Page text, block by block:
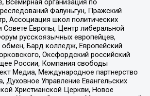
Всемирная организация по
Фалуньгун, Пражский
Ассоциация школ политических
Совете Европы, Центр либеральной
русскоязычных европейцев,
Бард колледж, Европейский
Оксфордский российский
России, Компания свободы
Медиа, Международное партнерство
Духовное Управление Евангельских
Христианской Церкви, Новое